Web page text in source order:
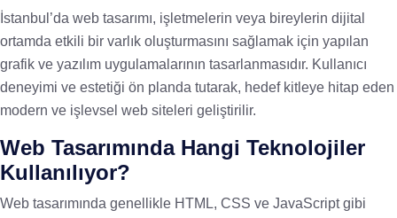
İstanbul’da web tasarımı, işletmelerin veya bireylerin dijital
ortamda etkili bir varlık oluşturmasını sağlamak için yapılan
grafik ve yazılım uygulamalarının tasarlanmasıdır. Kullanıcı
deneyimi ve estetiği ön planda tutarak, hedef kitleye hitap eden
modern ve işlevsel web siteleri geliştirilir.
Web Tasarımında Hangi Teknolojiler
Kullanılıyor?
Web tasarımında genellikle HTML, CSS ve JavaScript gibi